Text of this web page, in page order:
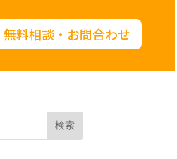
無料相談・お問合わせ
検索